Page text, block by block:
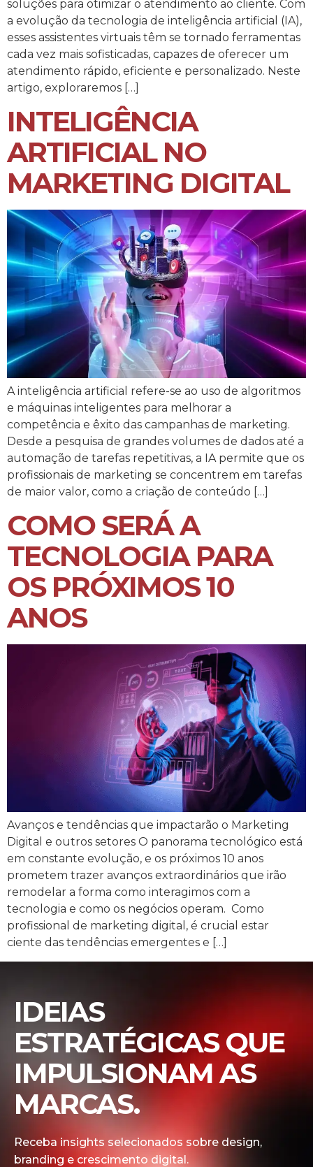
soluções para otimizar o atendimento ao cliente. Com
a evolução da tecnologia de inteligência artificial (IA),
esses assistentes virtuais têm se tornado ferramentas
cada vez mais sofisticadas, capazes de oferecer um
atendimento rápido, eficiente e personalizado. Neste
artigo, exploraremos […]
INTELIGÊNCIA
ARTIFICIAL NO
MARKETING DIGITAL
A inteligência artificial refere-se ao uso de algoritmos
e máquinas inteligentes para melhorar a
competência e êxito das campanhas de marketing.
Desde a pesquisa de grandes volumes de dados até a
automação de tarefas repetitivas, a IA permite que os
profissionais de marketing se concentrem em tarefas
de maior valor, como a criação de conteúdo […]
COMO SERÁ A
TECNOLOGIA PARA
OS PRÓXIMOS 10
ANOS
Avanços e tendências que impactarão o Marketing
Digital e outros setores O panorama tecnológico está
em constante evolução, e os próximos 10 anos
prometem trazer avanços extraordinários que irão
remodelar a forma como interagimos com a
tecnologia e como os negócios operam. Como
profissional de marketing digital, é crucial estar
ciente das tendências emergentes e […]
IDEIAS
ESTRATÉGICAS QUE
IMPULSIONAM AS
MARCAS.
Receba insights selecionados sobre design,
branding e crescimento digital.